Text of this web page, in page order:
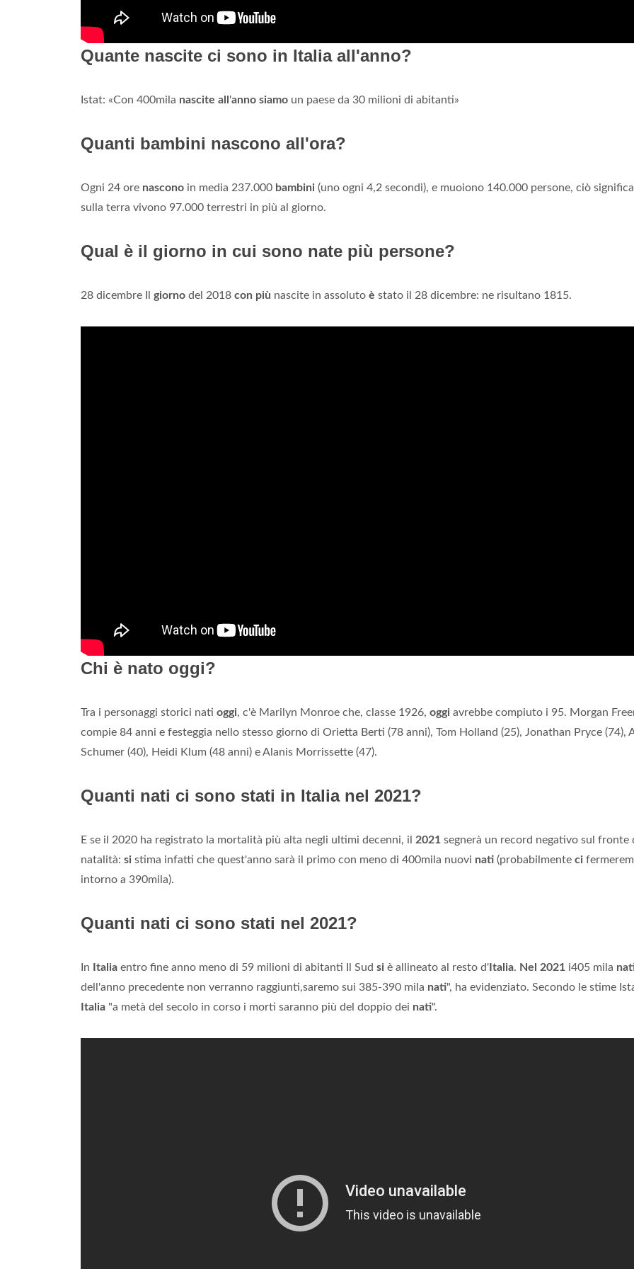
Quante nascite ci sono in Italia all'anno?
Istat: «Con 400mila nascite all 'anno siamo un paese da 30 milioni di abitanti»
Quanti bambini nascono all'ora?
Ogni 24 ore nascono in media 237.000 bambini (uno ogni 4,2 secondi), e muoiono 140.000 persone, ciò
sulla terra vivono 97.000 terrestri in più al giorno.
Qual è il giorno in cui sono nate più persone?
28 dicembre Il giorno del 2018 con più nascite in assoluto è stato il 28 dicembre: ne risultano 1815.
Chi è nato oggi?
Tra i personaggi storici nati oggi, c'è Marilyn Monroe che, classe 1926, oggi avrebbe compiuto i 95. Morgan
compie 84 anni e festeggia nello stesso giorno di Orietta Berti (78 anni), Tom Holland (25), Jonathan Pryce (74),
Schumer (40), Heidi Klum (48 anni) e Alanis Morrissette (47).
Quanti nati ci sono stati in Italia nel 2021?
E se il 2020 ha registrato la mortalità più alta negli ultimi decenni, il 2021 segnerà un record negativo sul fronte
natalità: si stima infatti che quest'anno sarà il primo con meno di 400mila nuovi nati (probabilmente ci
intorno a 390mila).
Quanti nati ci sono stati nel 2021?
In Italia entro fine anno meno di 59 milioni di abitanti Il Sud si è allineato al resto d' Italia. Nel 2021 i405 mila
dell'anno precedente non verranno raggiunti,saremo sui 385-390 mila nati", ha evidenziato. Secondo le stime
Italia "a metà del secolo in corso i morti saranno più del doppio dei nati".